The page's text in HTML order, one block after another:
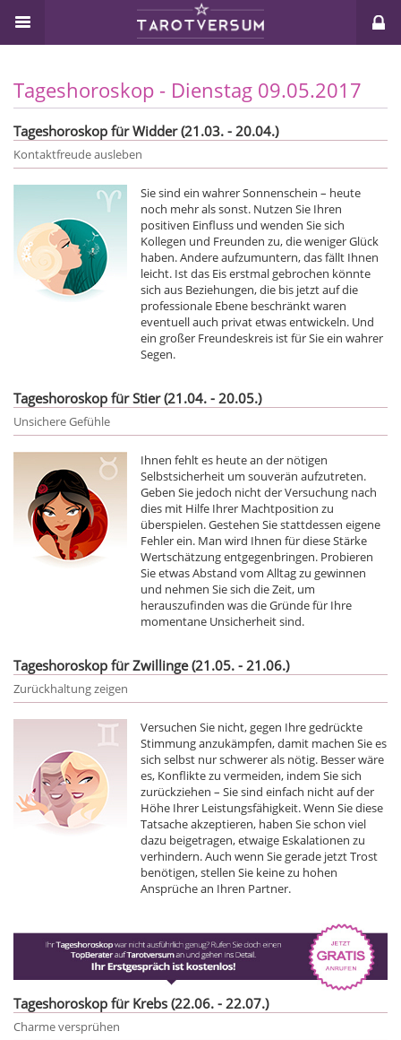
Tageshoroskop - Dienstag 09.05.2017
Tageshoroskop für Widder (21.03. - 20.04.)
Kontaktfreude ausleben
Sie sind ein wahrer Sonnenschein – heute
noch mehr als sonst. Nutzen Sie Ihren
positiven Einfluss und wenden Sie sich
Kollegen und Freunden zu, die weniger Glück
haben. Andere aufzumuntern, das fällt Ihnen
leicht. Ist das Eis erstmal gebrochen könnte
sich aus Beziehungen, die bis jetzt auf die
professionale Ebene beschränkt waren
eventuell auch privat etwas entwickeln. Und
ein großer Freundeskreis ist für Sie ein wahrer
Segen.
Tageshoroskop für Stier (21.04. - 20.05.)
Unsichere Gefühle
Ihnen fehlt es heute an der nötigen
Selbstsicherheit um souverän aufzutreten.
Geben Sie jedoch nicht der Versuchung nach
dies mit Hilfe Ihrer Machtposition zu
überspielen. Gestehen Sie stattdessen eigene
Fehler ein. Man wird Ihnen für diese Stärke
Wertschätzung entgegenbringen. Probieren
Sie etwas Abstand vom Alltag zu gewinnen
und nehmen Sie sich die Zeit, um
herauszufinden was die Gründe für Ihre
momentane Unsicherheit sind.
Tageshoroskop für Zwillinge (21.05. - 21.06.)
Zurückhaltung zeigen
Versuchen Sie nicht, gegen Ihre gedrückte
Stimmung anzukämpfen, damit machen Sie es
sich selbst nur schwerer als nötig. Besser wäre
es, Konflikte zu vermeiden, indem Sie sich
zurückziehen – Sie sind einfach nicht auf der
Höhe Ihrer Leistungsfähigkeit. Wenn Sie diese
Tatsache akzeptieren, haben Sie schon viel
dazu beigetragen, etwaige Eskalationen zu
verhindern. Auch wenn Sie gerade jetzt Trost
benötigen, stellen Sie keine zu hohen
Ansprüche an Ihren Partner.
Tageshoroskop für Krebs (22.06. - 22.07.)
Charme versprühen